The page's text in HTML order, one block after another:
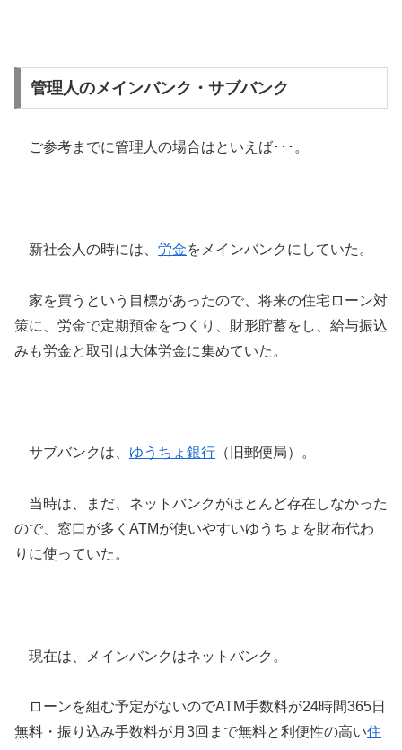
管理人のメインバンク・サブバンク
ご参考までに管理人の場合はといえば･･･。
新社会人の時には、 労金をメインバンクにしていた。
家を買うという目標があったので、将来の住宅ローン対
策に、労金で定期預金をつくり、財形貯蓄をし、給与振込
みも労金と取引は大体労金に集めていた。
サブバンクは、 ゆうちょ銀行 （旧郵便局）。
当時は、まだ、ネットバンクがほとんど存在しなかった
ので、窓口が多くATMが使いやすいゆうちょを財布代わ
りに使っていた。
現在は、メインバンクはネットバンク。
ローンを組む予定がないのでATM手数料が24時間365日
無料・振り込み手数料が月3回まで無料と利便性の高い住